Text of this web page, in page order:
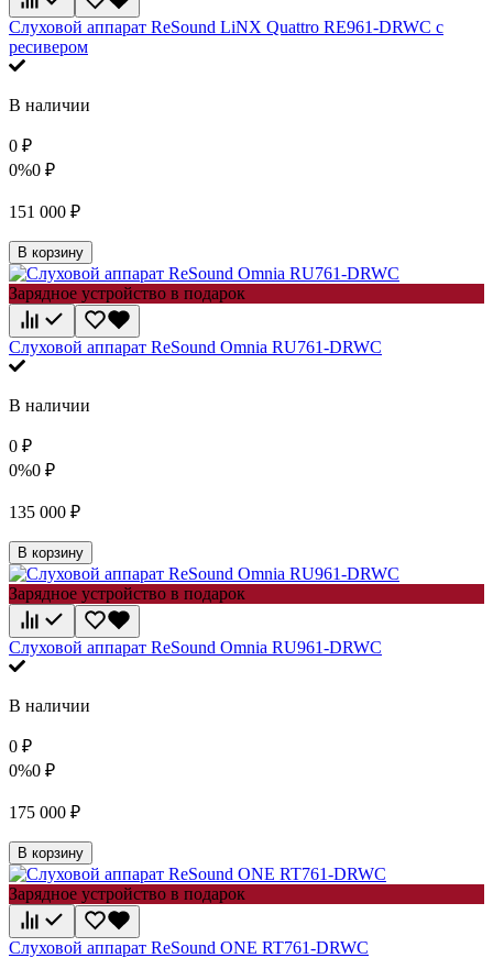
Слуховой аппарат ReSound LiNX Quattro RE961-DRWC с
ресивером
В наличии
0 ₽
0%0 ₽
151 000 ₽
В корзину
Зарядное устройство в подарок
Слуховой аппарат ReSound Omnia RU761-DRWC
В наличии
0 ₽
0%0 ₽
135 000 ₽
В корзину
Зарядное устройство в подарок
Слуховой аппарат ReSound Omnia RU961-DRWC
В наличии
0 ₽
0%0 ₽
175 000 ₽
В корзину
Зарядное устройство в подарок
Слуховой аппарат ReSound ONE RT761-DRWC